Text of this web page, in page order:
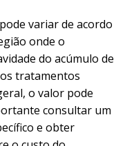
variar de acordo
onde o
do acúmulo de
tratamentos
o valor pode
consultar um
e obter